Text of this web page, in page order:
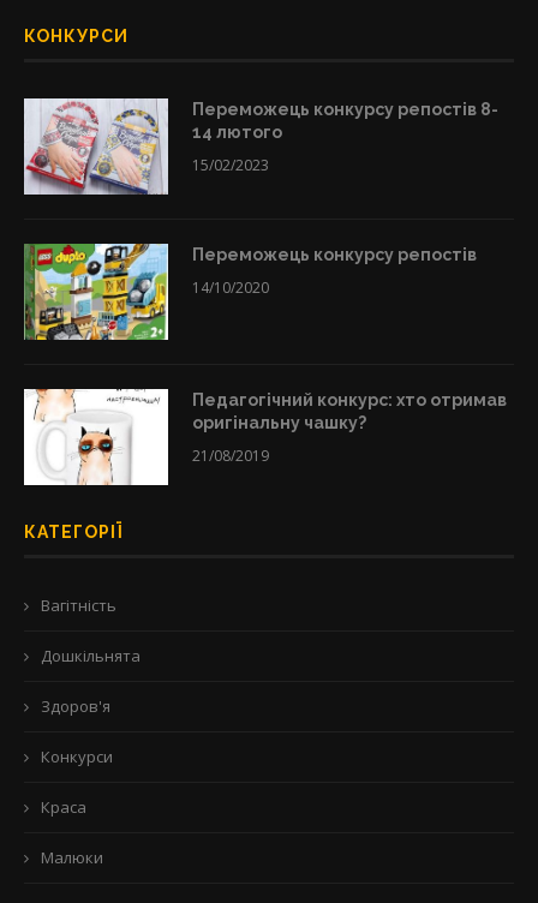
КОНКУРСИ
Переможець конкурсу репостів 8-
14 лютого
15/02/2023
Переможець конкурсу репостів
14/10/2020
Педагогічний конкурс: хто отримав
оригінальну чашку?
21/08/2019
КАТЕГОРІЇ
Вагітність
Дошкільнята
Здоров'я
Конкурси
Краса
Малюки